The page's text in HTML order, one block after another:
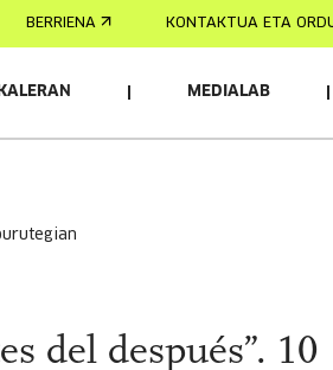
BERRIENA KONTAKTUA ETA
MEDIALAB
del después”. 10